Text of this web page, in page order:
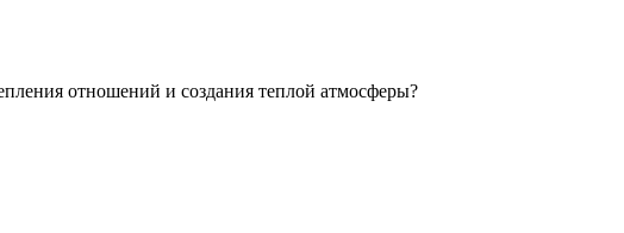
отношений и создания теплой атмосферы?